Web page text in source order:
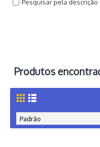
Pesquisar pela
Produtos